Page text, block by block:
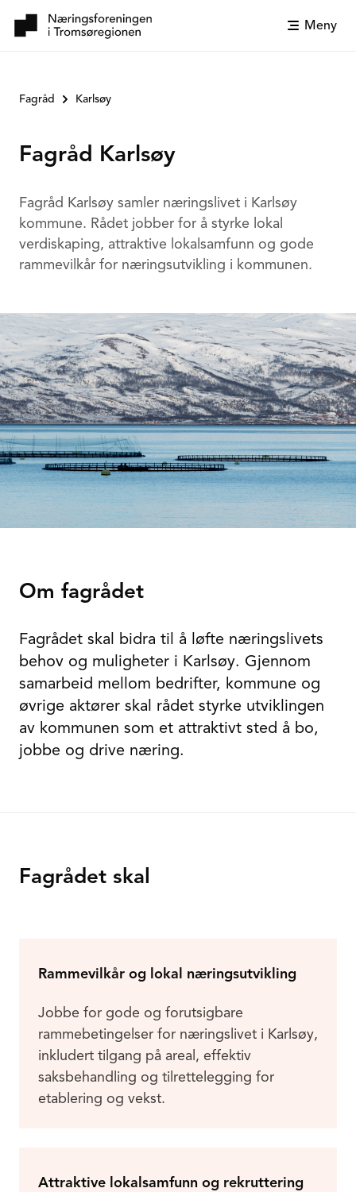
Meny
Fagråd Karlsøy
Fagråd Karlsøy
Fagråd Karlsøy samler næringslivet i Karlsøy
kommune. Rådet jobber for å styrke lokal
verdiskaping, attraktive lokalsamfunn og gode
rammevilkår for næringsutvikling i kommunen.
Om fagrådet
Fagrådet skal bidra til å løfte næringslivets
behov og muligheter i Karlsøy. Gjennom
samarbeid mellom bedrifter, kommune og
øvrige aktører skal rådet styrke utviklingen
av kommunen som et attraktivt sted å bo,
jobbe og drive næring.
Fagrådet skal
Rammevilkår og lokal næringsutvikling
Jobbe for gode og forutsigbare
rammebetingelser for næringslivet i Karlsøy,
inkludert tilgang på areal, effektiv
saksbehandling og tilrettelegging for
etablering og vekst.
Attraktive lokalsamfunn og rekruttering